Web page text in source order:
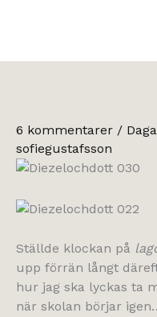
6 kommentarer /
sofiegustafsson
Ställde klockan på
upp förrän långt
hur jag ska lyckas ta
när skolan börjar